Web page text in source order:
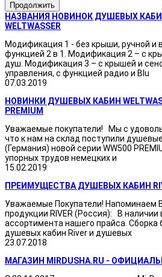
Продолжить
НАЗВАНИЯ НОВИНОК ДУШЕВЫХ
WELTWASSER
Модификация 1 - без крыши, ручной и
функцией 2 в 1. Модификация 2 – с
душ. Модификация 3 – с крышей и
управления, с функцией радио и Blu
07.03.2019
НОВИНКИ ДУШЕВЫХ КАБИН
PREMIUM
Уважаемые покупатели! Мы с
что к нам на склад поступили
(Германия) новой серии WW500
упорных трудов немецких и
15.02.2019
ПРЕИМУЩЕСТВА ДУШЕВЫХ КАБИН
Уважаемые Покупатели! Напоминаем
продукции RIVER (Россия): В наличии
ассортимента нашего прайса. Сборка
душевых кабин River и душевых
23.07.2018
МАГАЗИН MIRDUSHA.RU -